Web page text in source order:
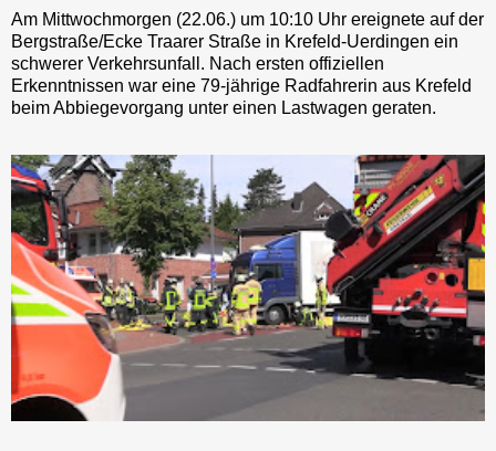
Am Mittwochmorgen (22.06.) um 10:10 Uhr ereignete auf der
Bergstraße/Ecke Traarer Straße in Krefeld-Uerdingen ein
schwerer Verkehrsunfall. Nach ersten offiziellen
Erkenntnissen war eine 79-jährige Radfahrerin aus Krefeld
beim Abbiegevorgang unter einen Lastwagen geraten.